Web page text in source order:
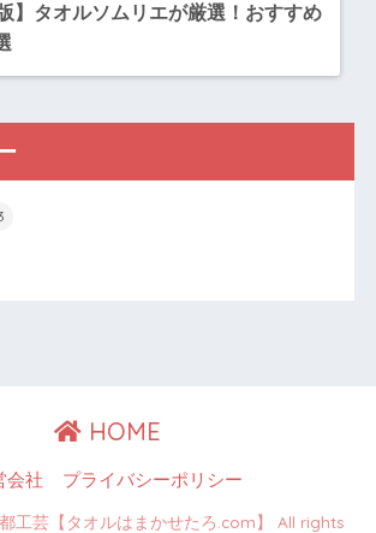
】タオルソムリエが厳選！おすすめ
HOME
会社 プライバシーポリシー
工芸【タオルはまかせたろ.com】 All rights